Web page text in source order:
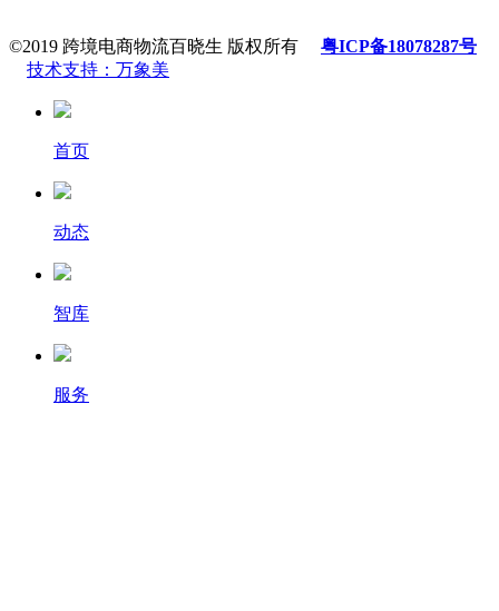
©2019 跨境电商物流百晓生 版权所有 粤ICP备18078287号
技术支持：万象美
首页
动态
智库
服务